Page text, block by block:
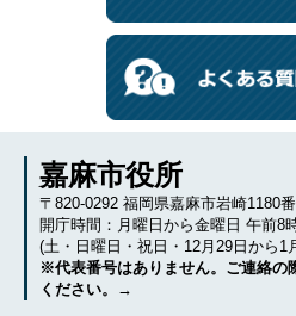
嘉麻市役所
〒820-0292 福岡県嘉麻市岩崎1180番
開庁時間：月曜日から金曜日 午前8
(土・日曜日・祝日・12月29日から1
※代表番号はありません。ご連絡の
ください。→